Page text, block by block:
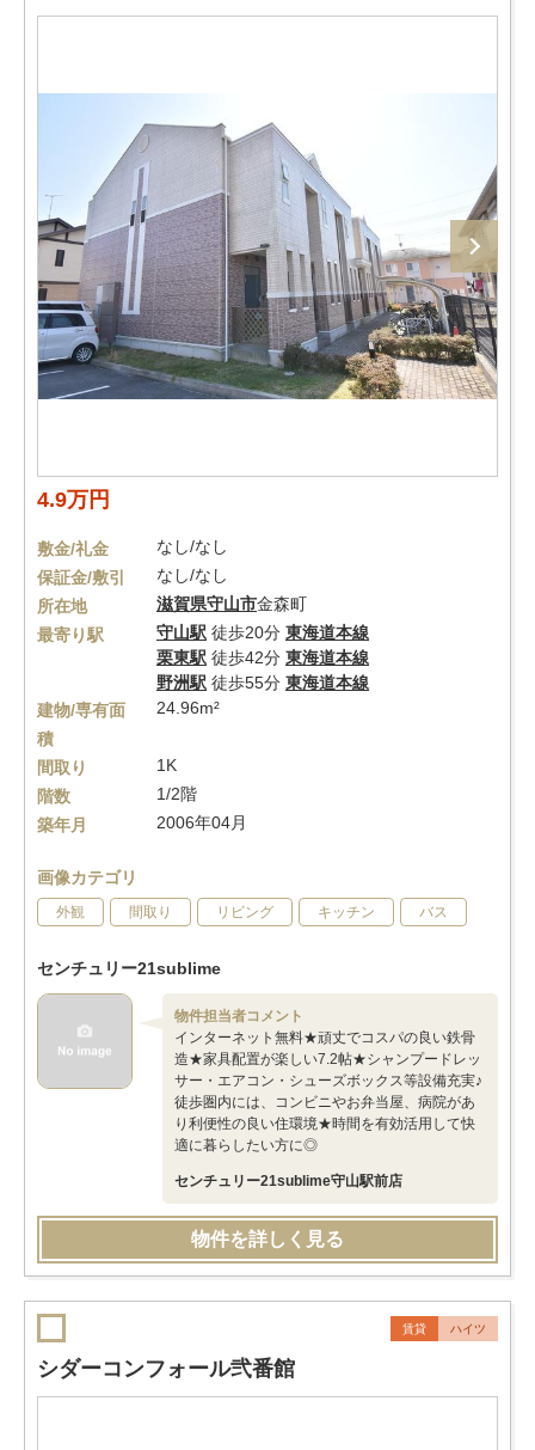
4.9万円
敷金/礼金
なし/なし
保証金/敷引
なし/なし
所在地
滋賀県守山市金森町
最寄り駅
守山駅 徒歩20分 東海道本線
栗東駅 徒歩42分 東海道本線
野洲駅 徒歩55分 東海道本線
建物/専有面
積
24.96m²
間取り
1K
階数
1/2階
築年月
2006年04月
画像カテゴリ
外観 間取り リビング キッチン バス
センチュリー21sublime
物件担当者コメント
インターネット無料★頑丈でコスパの良い鉄骨
造★家具配置が楽しい7.2帖★シャンプードレッ
サー・エアコン・シューズボックス等設備充実♪
徒歩圏内には、コンビニやお弁当屋、病院があ
り利便性の良い住環境★時間を有効活用して快
適に暮らしたい方に◎
センチュリー21sublime守山駅前店
物件を詳しく見る
賃貸 ハイツ
シダーコンフォール弐番館